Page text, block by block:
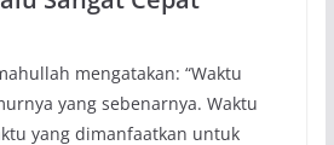
mengatakan: “Waktu
yang sebenarnya. Waktu
yang dimanfaatkan untuk